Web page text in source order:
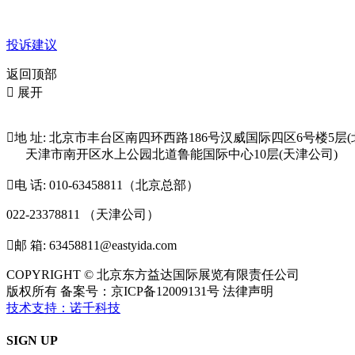
投诉建议
返回顶部
 展开
地 址: 北京市丰台区南四环西路186号汉威国际四区6号楼5层(
天津市南开区水上公园北道鲁能国际中心10层(天津公司)
电 话: 010-63458811（北京总部）
022-23378811 （天津公司）
邮 箱: 63458811@eastyida.com
COPYRIGHT © 北京东方益达国际展览有限责任公司
版权所有 备案号：京ICP备12009131号 法律声明
技术支持：诺千科技
SIGN UP